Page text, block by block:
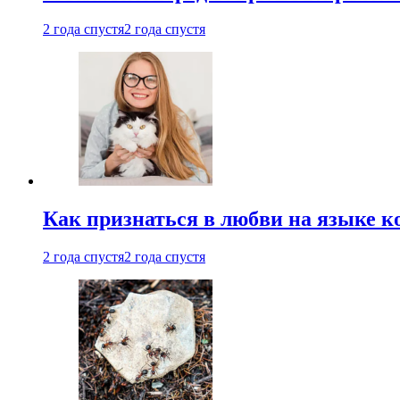
2 года спустя2 года спустя
Как признаться в любви на языке
2 года спустя2 года спустя